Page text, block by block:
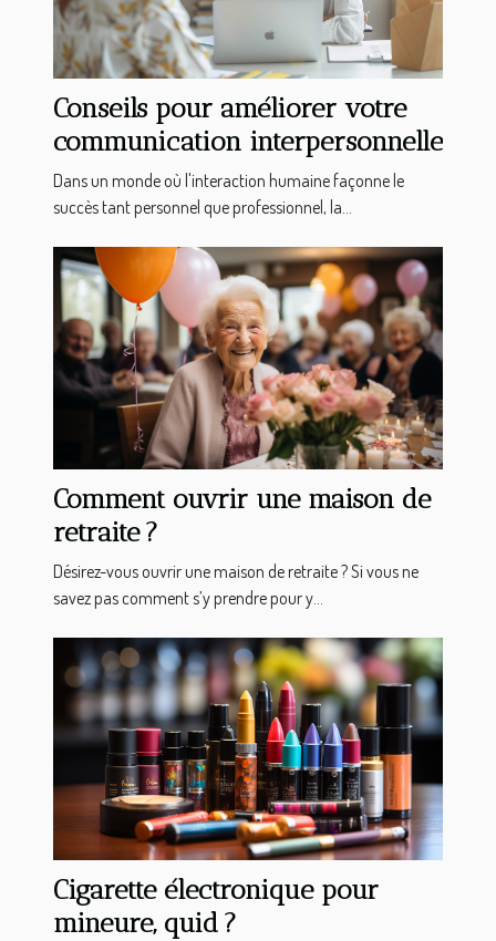
Conseils pour améliorer votre
communication interpersonnelle
Dans un monde où l'interaction humaine façonne le
succès tant personnel que professionnel, la...
Comment ouvrir une maison de
retraite ?
Désirez-vous ouvrir une maison de retraite ? Si vous ne
savez pas comment s’y prendre pour y...
Cigarette électronique pour
mineure, quid ?